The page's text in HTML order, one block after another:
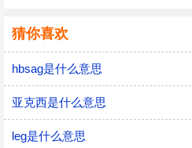
猜你喜欢
hbsag是什么意思
亚克西是什么意思
leg是什么意思